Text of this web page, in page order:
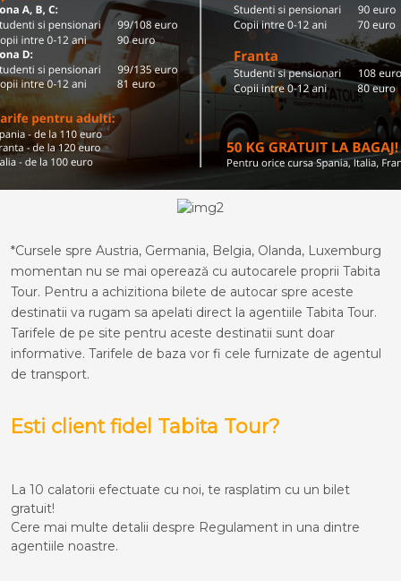
*Cursele spre Austria, Germania, Belgia, Olanda, Luxemburg
momentan nu se mai operează cu autocarele proprii Tabita
Tour. Pentru a achizitiona bilete de autocar spre aceste
destinatii va rugam sa apelati direct la agentiile Tabita Tour.
Tarifele de pe site pentru aceste destinatii sunt doar
informative. Tarifele de baza vor fi cele furnizate de agentul
de transport.
Esti client fidel Tabita Tour?
La 10 calatorii efectuate cu noi, te rasplatim cu un bilet
gratuit!
Cere mai multe detalii despre Regulament in una dintre
agentiile noastre.